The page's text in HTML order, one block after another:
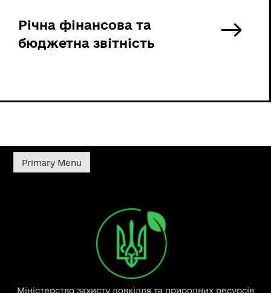
Річна фінансова та
бюджетна звітність
Primary Menu
Міністерство захисту довкілля та природних ресурсів